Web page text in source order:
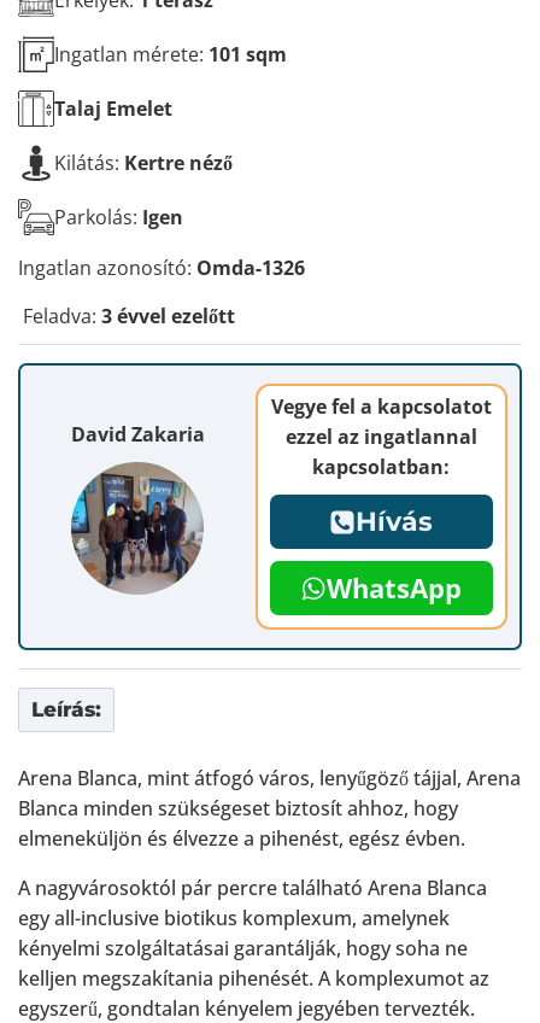
Ingatlan mérete: 101 sqm
Talaj Emelet
Kilátás: Kertre néző
Parkolás: Igen
Ingatlan azonosító: Omda-1326
Feladva: 3 évvel ezelőtt
David Zakaria
Vegye fel a kapcsolatot
ezzel az ingatlannal
kapcsolatban:
Hívás
WhatsApp
Leírás:
Arena Blanca, mint átfogó város, lenyűgöző tájjal, Arena
Blanca minden szükségeset biztosít ahhoz, hogy
elmeneküljön és élvezze a pihenést, egész évben.
A nagyvárosoktól pár percre található Arena Blanca
egy all-inclusive biotikus komplexum, amelynek
kényelmi szolgáltatásai garantálják, hogy soha ne
kelljen megszakítania pihenését. A komplexumot az
egyszerű, gondtalan kényelem jegyében tervezték.